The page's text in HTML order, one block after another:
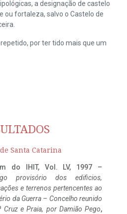
a designação de castelo
ou fortaleza, salvo o Castelo de
por ter tido mais que um
Santa Catarina
do IHIT, Vol. LV, 1997 –
provisório dos edificios,
e terrenos pertencentes ao
da Guerra – Concelho reunido
Cruz e Praia, por Damião Pego,